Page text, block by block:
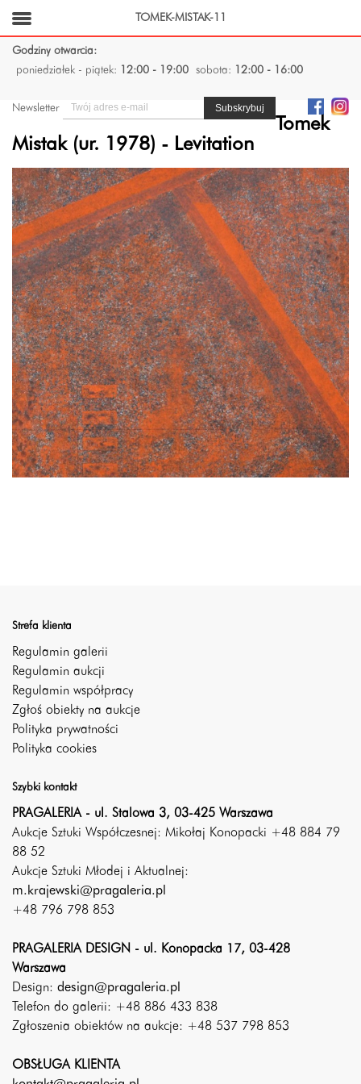
Godziny otwarcia:
poniedziałek - piątek:
12:00 - 19:00 sobota: 12:00 - 16:00
Newsletter
Tomek
Mistak (ur. 1978) - Levitation
Strefa klienta
Regulamin galerii
Regulamin aukcji
Regulamin współpracy
Zgłoś obiekty na aukcje
Polityka prywatności
Polityka cookies
Szybki kontakt
PRAGALERIA - ul. Stalowa 3, 03-425 Warszawa
Aukcje Sztuki Współczesnej: Mikołaj Konopacki +48 884 79
88 52
Aukcje Sztuki Młodej i Aktualnej:
m.krajewski@pragaleria.pl
+48 796 798 853
PRAGALERIA DESIGN - ul. Konopacka 17, 03-428
Warszawa
Design: design@pragaleria.pl
Telefon do galerii: +48 886 433 838
Zgłoszenia obiektów na aukcje: +48 537 798 853
OBSŁUGA KLIENTA
TOMEK-MISTAK-11